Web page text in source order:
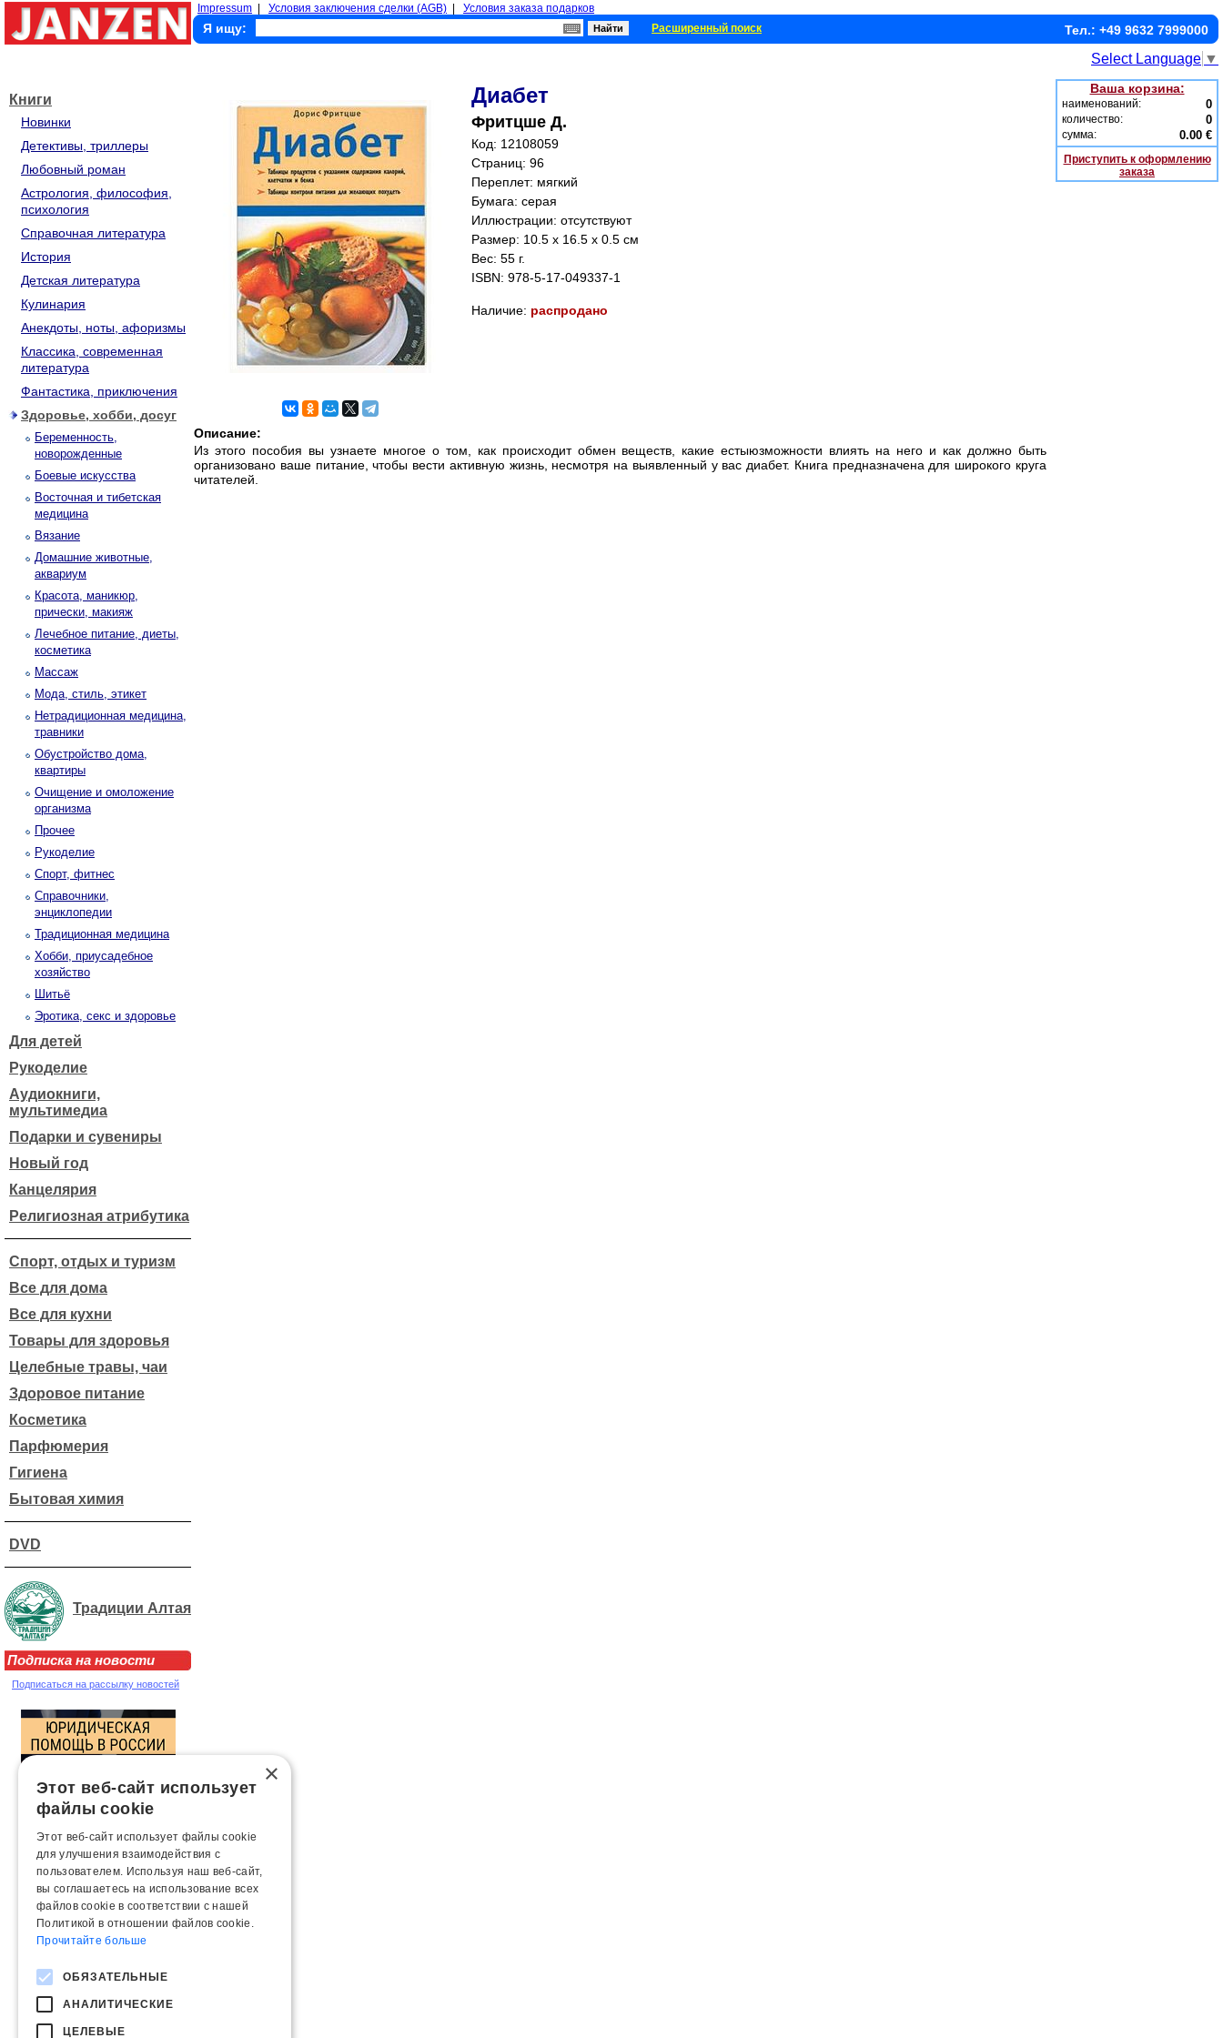
Impressum Условия заключения сделки (AGB) Условия заказа подарков
Я ищу: Расширенный поиск Тел.: +49 9632 7999000
Select Language ▼
Книги
Новинки
Детективы, триллеры
Любовный роман
Астрология, философия,
психология
Справочная литература
История
Детская литература
Кулинария
Анекдоты, ноты, афоризмы
Классика, современная
литература
Фантастика, приключения
Здоровье, хобби, досуг
Беременность,
новорожденные
Боевые искусства
Восточная и тибетская
медицина
Вязание
Домашние животные,
аквариум
Красота, маникюр,
прически, макияж
Лечебное питание, диеты,
косметика
Массаж
Мода, стиль, этикет
Нетрадиционная медицина,
травники
Обустройство дома,
квартиры
Очищение и омоложение
организма
Прочее
Рукоделие
Спорт, фитнес
Справочники,
энциклопедии
Традиционная медицина
Хобби, приусадебное
хозяйство
Шитьё
Эротика, секс и здоровье
Для детей
Рукоделие
Аудиокниги,
мультимедиа
Подарки и сувениры
Новый год
Канцелярия
Религиозная атрибутика
Спорт, отдых и туризм
Все для дома
Все для кухни
Товары для здоровья
Целебные травы, чаи
Здоровое питание
Косметика
Парфюмерия
Гигиена
Бытовая химия
DVD
Традиции Алтая
Подписка на новости
Подписаться на рассылку новостей
Диабет
Фритцше Д.
Код: 12108059
Страниц: 96
Переплет: мягкий
Бумага: серая
Иллюстрации: отсутствуют
Размер: 10.5 x 16.5 x 0.5 см
Вес: 55 г.
ISBN: 978-5-17-049337-1
Наличие: распродано
Описание:
Из этого пособия вы узнаете многое о том, как происходит обмен веществ, какие естыюзможности влиять на него и как должно быть
организовано ваше питание, чтобы вести активную жизнь, несмотря на выявленный у вас диабет. Книга предназначена для широкого круга
читателей.
Ваша корзина:
наименований: 0
количество: 0
сумма: 0.00 €
Приступить к оформлению
заказа
×
Этот веб-сайт использует
файлы cookie
Этот веб-сайт использует файлы cookie
для улучшения взаимодействия с
пользователем. Используя наш веб-сайт,
вы соглашаетесь на использование всех
файлов cookie в соответствии с нашей
Политикой в ​​отношении файлов cookie.
Прочитайте больше
ОБЯЗАТЕЛЬНЫЕ
АНАЛИТИЧЕСКИЕ
ЦЕЛЕВЫЕ